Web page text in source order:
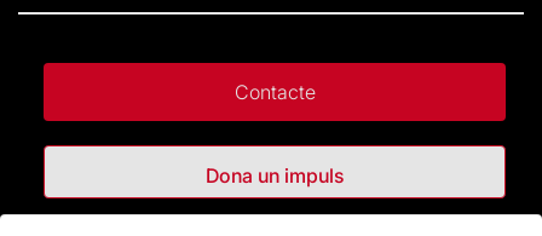
Contacte
Dona un impuls